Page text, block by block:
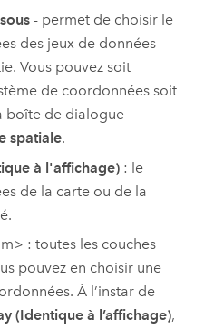
- permet de choisir le
des jeux de données
Vous pouvez soit
de coordonnées soit
boîte de dialogue
spatiale.
à l'affichage) : le
de la carte ou de la
: toutes les couches
pouvez en choisir une
À l’instar de
(Identique à l’affichage),